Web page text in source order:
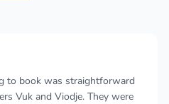
to book was straightforward
Vuk and Viodje. They were